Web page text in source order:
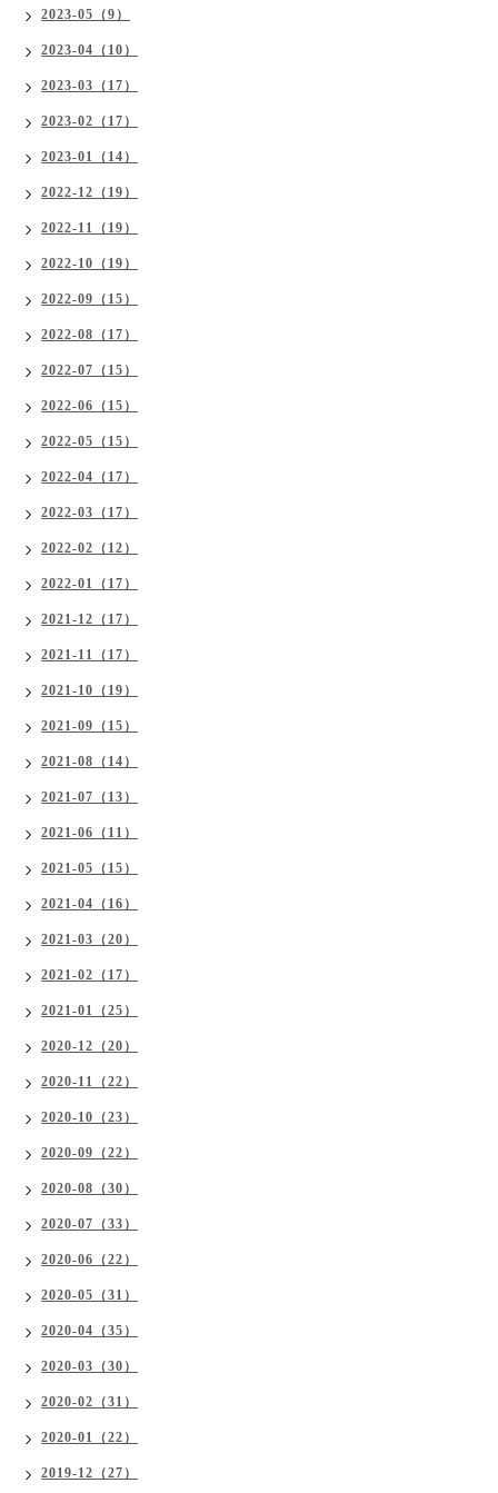
2023-05（9）
2023-04（10）
2023-03（17）
2023-02（17）
2023-01（14）
2022-12（19）
2022-11（19）
2022-10（19）
2022-09（15）
2022-08（17）
2022-07（15）
2022-06（15）
2022-05（15）
2022-04（17）
2022-03（17）
2022-02（12）
2022-01（17）
2021-12（17）
2021-11（17）
2021-10（19）
2021-09（15）
2021-08（14）
2021-07（13）
2021-06（11）
2021-05（15）
2021-04（16）
2021-03（20）
2021-02（17）
2021-01（25）
2020-12（20）
2020-11（22）
2020-10（23）
2020-09（22）
2020-08（30）
2020-07（33）
2020-06（22）
2020-05（31）
2020-04（35）
2020-03（30）
2020-02（31）
2020-01（22）
2019-12（27）